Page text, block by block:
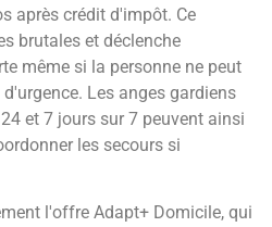
après crédit d'impôt. Ce
brutales et déclenche
même si la personne ne peut
Les anges gardiens
et 7 jours sur 7 peuvent ainsi
les secours si
l'offre Adapt+ Domicile, qui